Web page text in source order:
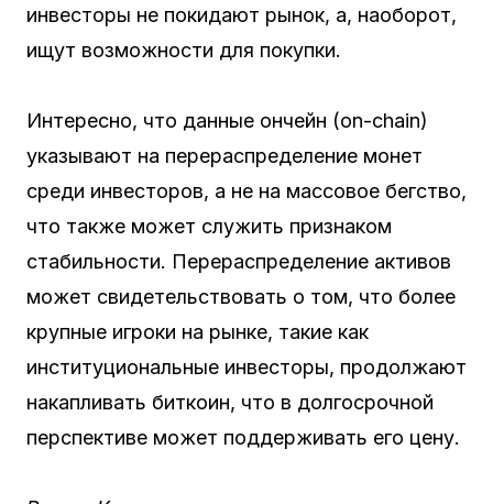
инвесторы не покидают рынок, а, наоборот,
ищут возможности для покупки.
Интересно, что данные ончейн (on-chain)
указывают на перераспределение монет
среди инвесторов, а не на массовое бегство,
что также может служить признаком
стабильности. Перераспределение активов
может свидетельствовать о том, что более
крупные игроки на рынке, такие как
институциональные инвесторы, продолжают
накапливать биткоин, что в долгосрочной
перспективе может поддерживать его цену.